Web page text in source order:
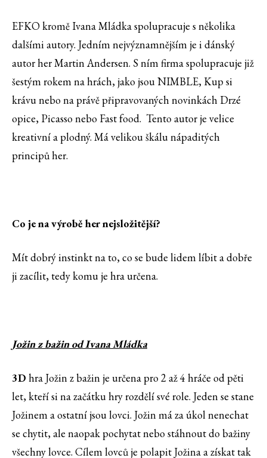
EFKO kromě Ivana Mládka spolupracuje s několika
dalšími autory. Jedním nejvýznamnějším je i dánský
autor her Martin Andersen. S ním firma spolupracuje již
šestým rokem na hrách, jako jsou NIMBLE, Kup si
krávu nebo na právě připravovaných novinkách Drzé
opice, Picasso nebo Fast food. Tento autor je velice
kreativní a plodný. Má velikou škálu nápaditých
principů her.
Co je na výrobě her nejsložitější?
Mít dobrý instinkt na to, co se bude lidem líbit a dobře
ji zacílit, tedy komu je hra určena.
Jožin z bažin od Ivana Mládka
3D hra Jožin z bažin je určena pro 2 až 4 hráče od pěti
let, kteří si na začátku hry rozdělí své role. Jeden se stane
Jožinem a ostatní jsou lovci. Jožin má za úkol nenechat
se chytit, ale naopak pochytat nebo stáhnout do bažiny
všechny lovce. Cílem lovců je polapit Jožina a získat tak